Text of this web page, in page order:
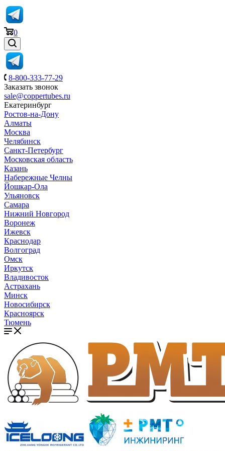
0
8-800-333-77-29
Заказать звонок
sale@coppertubes.ru
Екатеринбург
Ростов-на-Дону
Алматы
Москва
Челябинск
Санкт-Петербург
Московская область
Казань
Набережные Челны
Йошкар-Ола
Ульяновск
Самара
Нижний Новгород
Воронеж
Ижевск
Краснодар
Волгоград
Омск
Иркутск
Владивосток
Астрахань
Минск
Новосибирск
Красноярск
Тюмень